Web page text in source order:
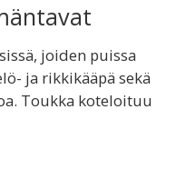
joiden puissa
ja rikkikääpä sekä
Toukka koteloituu